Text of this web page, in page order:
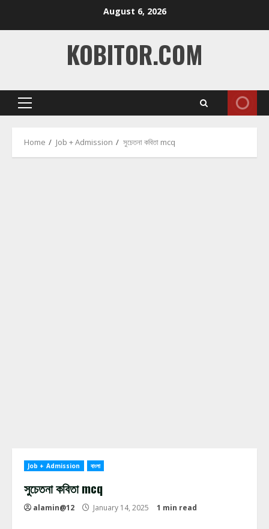
August 6, 2026
KOBITOR.COM
Primary
Home Job + Admission সুচেতনা কবিতা mcq
Job + Admission বাংলা
সুচেতনা কবিতা mcq
alamin@12 January 14, 2025 1 min read